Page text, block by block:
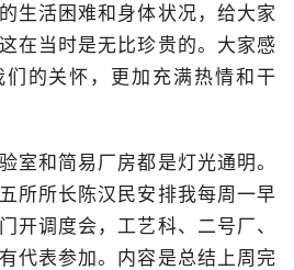
生活困难和身体状况，给大家
在当时是无比珍贵的。大家感
的关怀，更加充满热情和干
室和简易厂房都是灯光通明。
所所长陈汉民安排我每周一早
开调度会，工艺科、二号厂、
代表参加。内容是总结上周完